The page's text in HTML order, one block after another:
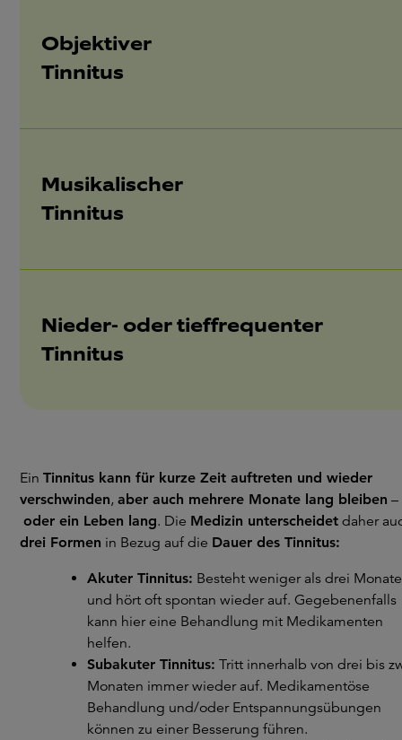
Objektiver
Tinnitus
Musikalischer
Tinnitus
Nieder- oder tieffrequenter
Tinnitus
Ein Tinnitus kann für kurze Zeit auftreten und wieder
verschwinden, aber auch mehrere Monate lang bleiben –
oder ein Leben lang. Die Medizin unterscheidet daher
drei Formen in Bezug auf die Dauer des Tinnitus:
Akuter Tinnitus: Besteht weniger als drei Monate
und hört oft spontan wieder auf. Gegebenenfalls
kann hier eine Behandlung mit Medikamenten
helfen.
Subakuter Tinnitus: Tritt innerhalb von drei bis
Monaten immer wieder auf. Medikamentöse
Behandlung und/oder Entspannungsübungen
können zu einer Besserung führen.